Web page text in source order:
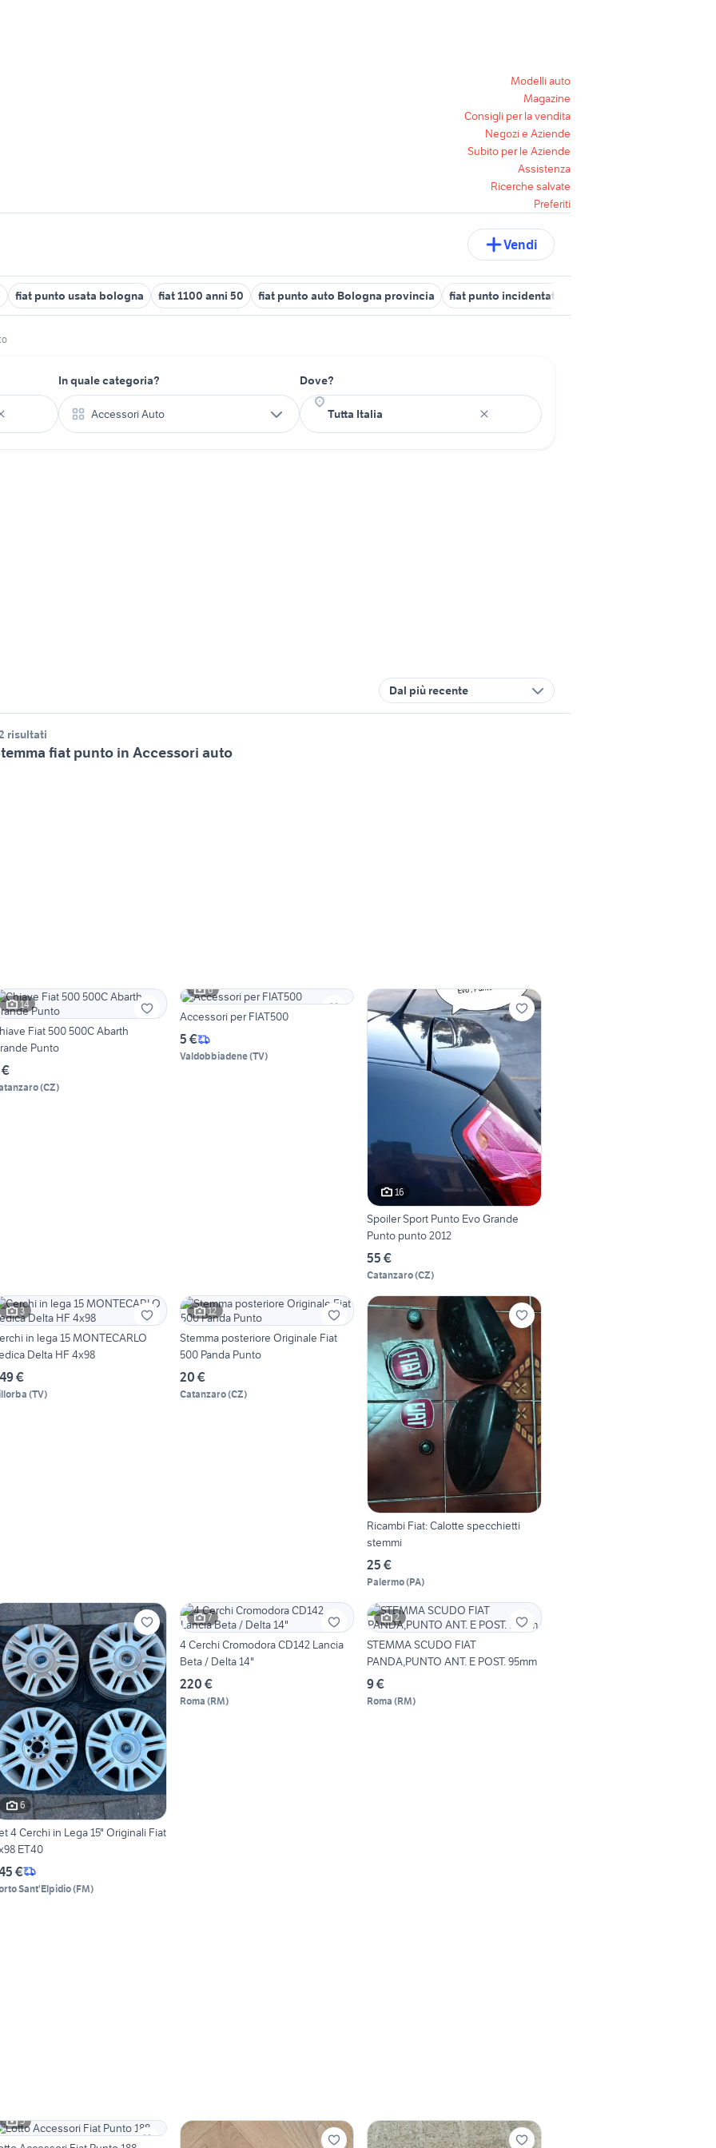
Modelli auto
Magazine
Consigli per la vendita
Negozi e Aziende
Subito per le Aziende
Assistenza
Ricerche salvate
Preferiti
Vendi
fiat punto usata bologna fiat 1100 anni 50 fiat punto auto Bologna provincia fiat punto incidentata
In quale categoria?
Accessori Auto
Dove?
Dal più recente
risultati
fiat punto in Accessori auto
14
Fiat 500 500C Abarth
Punto
(CZ)
6
Accessori per FIAT500
5 €
Valdobbiadene(TV)
16
Spoiler Sport Punto Evo Grande
Punto punto 2012
55 €
Catanzaro(CZ)
3
in lega 15 MONTECARLO
Delta HF 4x98
€
(TV)
12
Stemma posteriore Originale Fiat
500 Panda Punto
20 €
Catanzaro(CZ)
Ricambi Fiat: Calotte specchietti
stemmi
25 €
Palermo(PA)
6
4 Cerchi in Lega 15" Originali Fiat
ET40
€
Sant'Elpidio(FM)
7
4 Cerchi Cromodora CD142 Lancia
Beta / Delta 14"
220 €
Roma (RM)
2
STEMMA SCUDO FIAT
PANDA,PUNTO ANT. E POST. 95mm
9 €
Roma (RM)
5